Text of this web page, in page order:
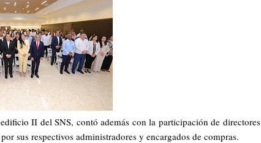
II del SNS, contó además con la participación de directores
sus respectivos administradores y encargados de compras.